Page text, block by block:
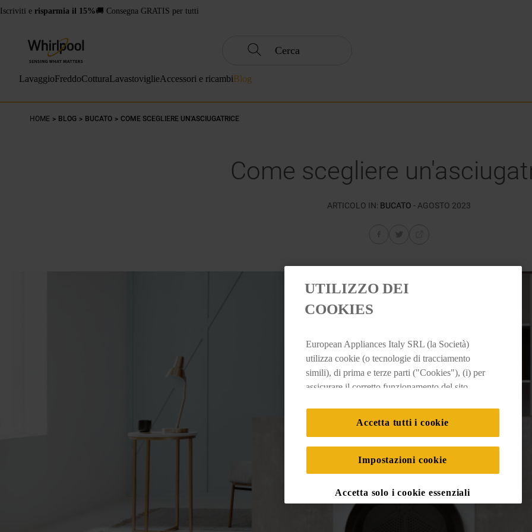
Iscriviti e risparmia il 15%🚚 Consegna GRATIS per tutti
Cerca
LavaggioFreddoCotturaLavastoviglieAccessori e ricambiBlog
HOME BLOG BUCATO COME SCEGLIERE UN'ASCIUGATRICE
Come scegliere
ARTICOLO IN: BUCATO - AGOSTO 2023
UTILIZZO DEI
COOKIES
European Appliances Italy SRL (la Società)
utilizza cookie (o tecnologie di tracciamento
simili), di prima e terze parti ("Cookies"), (i) per
assicurare il corretto funzionamento del sito,
il sito (cookie analitici), (iii) per annunci
personalizzati e non personalizzati basati sulle
abitudini degli utenti, interazioni con il sito e
altri siti web o piattaforme social, come ad
esempio Google LLC - scopri maggiori
Accetta tutti i cookie
Impostazioni cookie
Accetta solo i cookie essenziali